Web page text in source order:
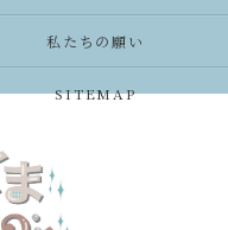
私たちの願い
SITEMAP